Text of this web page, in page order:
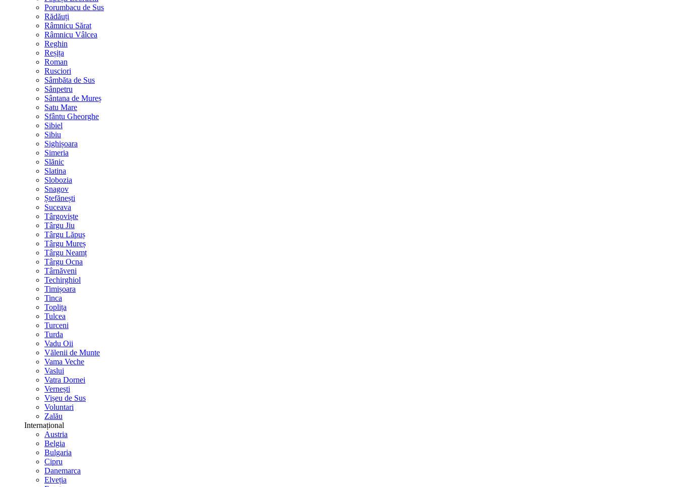
Porumbacu de Sus
Rădăuți
Râmnicu Sărat
Râmnicu Vâlcea
Reghin
Reșița
Roman
Rusciori
Sâmbăta de Sus
Sânpetru
Sântana de Mureș
Satu Mare
Sfântu Gheorghe
Sibiel
Sibiu
Sighișoara
Simeria
Slănic
Slatina
Slobozia
Snagov
Ștefănești
Suceava
Târgoviște
Târgu Jiu
Târgu Lăpuș
Târgu Mureș
Târgu Neamț
Târgu Ocna
Târnăveni
Techirghiol
Timișoara
Tinca
Toplița
Tulcea
Turceni
Turda
Vadu Oii
Vălenii de Munte
Vama Veche
Vaslui
Vatra Dornei
Vernești
Vișeu de Sus
Voluntari
Zalău
Internațional
Austria
Belgia
Bulgaria
Cipru
Danemarca
Elveția